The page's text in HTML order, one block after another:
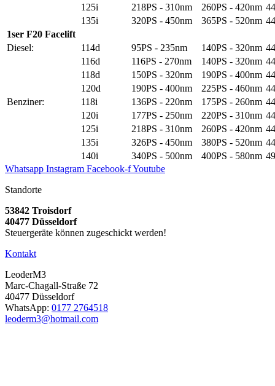
125i
218PS - 310nm 260PS - 420nm
135i
320PS - 450nm 365PS - 520nm
1ser F20 Facelift
Diesel:
114d 95PS - 235nm 140PS - 320nm
116d
116PS - 270nm 140PS - 320nm
118d
150PS - 320nm 190PS - 400nm
120d
190PS - 400nm 225PS - 460nm
Benziner:
118i 136PS - 220nm 175PS - 260nm
120i
177PS - 250nm 220PS - 310nm
125i
218PS - 310nm 260PS - 420nm
135i
326PS - 450nm 380PS - 520nm
140i
340PS - 500nm 400PS - 580nm
Whatsapp Instagram Facebook-fYoutube
Standorte
53842 Troisdorf
40477 Düsseldorf
Steuergeräte können zugeschickt werden!
Kontakt
LeoderM3
Marc-Chagall-Straße 72
40477 Düsseldorf
WhatsApp: 0177 2764518
leoderm3@hotmail.com